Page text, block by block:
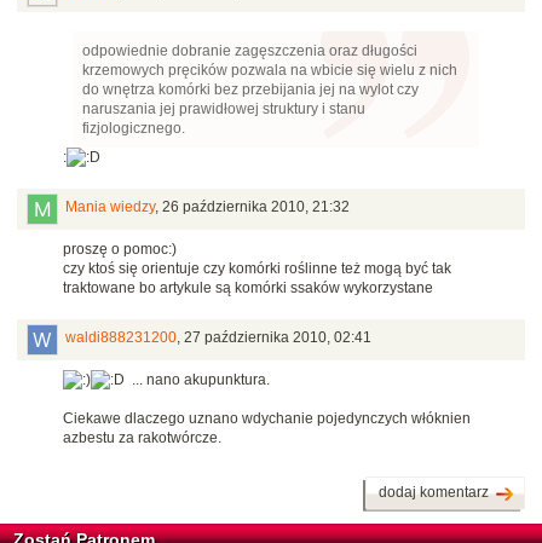
odpowiednie dobranie zagęszczenia oraz długości
krzemowych pręcików pozwala na wbicie się wielu z nich
do wnętrza komórki bez przebijania jej na wylot czy
naruszania jej prawidłowej struktury i stanu
fizjologicznego.
:
Mania wiedzy, 26 października 2010, 21:32
proszę o pomoc:)
czy ktoś się orientuje czy komórki roślinne też mogą być tak
traktowane bo artykule są komórki ssaków wykorzystane
waldi888231200, 27 października 2010, 02:41
... nano akupunktura.
Ciekawe dlaczego uznano wdychanie pojedynczych włóknien
azbestu za rakotwórcze.
dodaj komentarz